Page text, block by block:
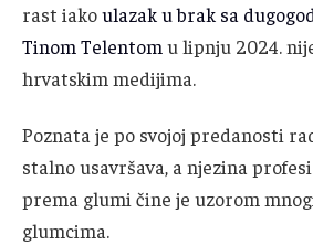
rast iakoulazak u brak sa
Tinom Telentom u lipnju 2024.
hrvatskim medijima.
Poznata je po svojoj predanosti
stalno usavršava, a njezina
prema glumi čine je uzorom
glumcima.